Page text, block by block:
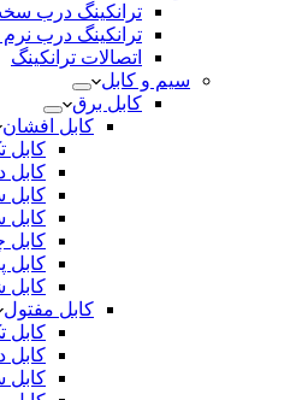
ترانکینگ درب سخت
ترانکینگ درب نرم
اتصالات ترانکینگ
سیم و کابل
کابل برق
کابل افشان
کابل
کابل
کابل
کابل
کابل
کابل
کابل
کابل مفتول
کابل
کابل
کابل